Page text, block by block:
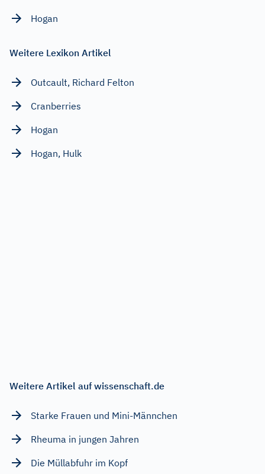
Hogan
Weitere Lexikon Artikel
Outcault, Richard Felton
Cranberries
Hogan
Hogan, Hulk
Weitere Artikel auf wissenschaft.de
Starke Frauen und Mini-Männchen
Rheuma in jungen Jahren
Die Müllabfuhr im Kopf